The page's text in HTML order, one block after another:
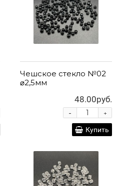
Чешское стекло №02
⌀2,5мм
48.00руб.
+
-
Купить